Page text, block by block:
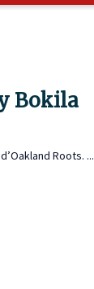
Bokila
Roots. ...